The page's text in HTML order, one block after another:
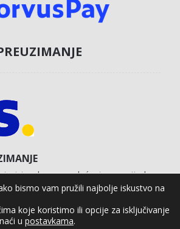
s obvezom plaćanja unaprijed
bismo vam pružili najbolje iskustvo na
koje koristimo ili opcije za isključivanje
u postavkama.